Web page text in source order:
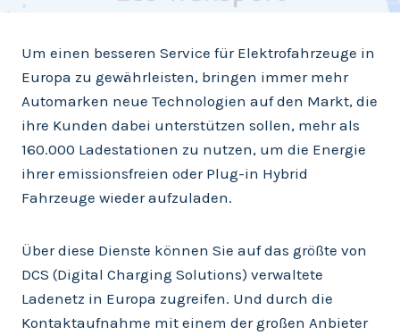
Um einen besseren Service für Elektrofahrzeuge in
Europa zu gewährleisten, bringen immer mehr
Automarken neue Technologien auf den Markt, die
ihre Kunden dabei unterstützen sollen, mehr als
160.000 Ladestationen zu nutzen, um die Energie
ihrer emissionsfreien oder Plug-in Hybrid
Fahrzeuge wieder aufzuladen.
Über diese Dienste können Sie auf das größte von
DCS (Digital Charging Solutions) verwaltete
Ladenetz in Europa zugreifen. Und durch die
Kontaktaufnahme mit einem der großen Anbieter